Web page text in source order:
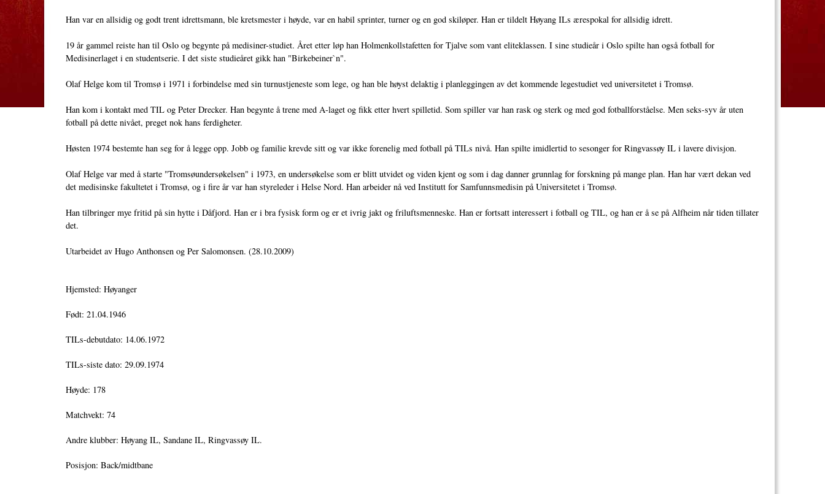
Han var en allsidig og godt trent idrettsmann, ble kretsmester i høyde, var en habil sprinter, turner og en god skiløper. Han er tildelt Høyang ILs ærespokal for allsidig idrett.
19 år gammel reiste han til Oslo og begynte på medisiner-studiet. Året etter løp han Holmenkollstafetten for Tjalve som vant eliteklassen. I sine studieår i Oslo spilte han også fotball for
Medisinerlaget i en studentserie. I det siste studieåret gikk han "Birkebeiner`n".
Olaf Helge kom til Tromsø i 1971 i forbindelse med sin turnustjeneste som lege, og han ble høyst delaktig i planleggingen av det kommende legestudiet ved universitetet i Tromsø.
Han kom i kontakt med TIL og Peter Drecker. Han begynte å trene med A-laget og fikk etter hvert spilletid. Som spiller var han rask og sterk og med god fotballforståelse. Men seks-syv år uten
fotball på dette nivået, preget nok hans ferdigheter.
Høsten 1974 bestemte han seg for å legge opp. Jobb og familie krevde sitt og var ikke forenelig med fotball på TILs nivå. Han spilte imidlertid to sesonger for Ringvassøy IL i lavere divisjon.
Olaf Helge var med å starte "Tromsøundersøkelsen" i 1973, en undersøkelse som er blitt utvidet og viden kjent og som i dag danner grunnlag for forskning på mange plan. Han har vært dekan ved
det medisinske fakultetet i Tromsø, og i fire år var han styreleder i Helse Nord. Han arbeider nå ved Institutt for Samfunnsmedisin på Universitetet i Tromsø.
Han tilbringer mye fritid på sin hytte i Dåfjord. Han er i bra fysisk form og er et ivrig jakt og friluftsmenneske. Han er fortsatt interessert i fotball og TIL, og han er å se på Alfheim når tiden tillater
det.
Utarbeidet av Hugo Anthonsen og Per Salomonsen. (28.10.2009)
Hjemsted: Høyanger
Født: 21.04.1946
TILs-debutdato: 14.06.1972
TILs-siste dato: 29.09.1974
Høyde: 178
Matchvekt: 74
Andre klubber: Høyang IL, Sandane IL, Ringvassøy IL.
Posisjon: Back/midtbane